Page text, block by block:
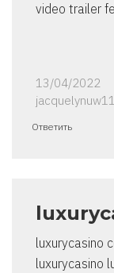
video trailer
13/04/2022
jacquelynuw11
Ответить
luxurycasino
luxurycasino